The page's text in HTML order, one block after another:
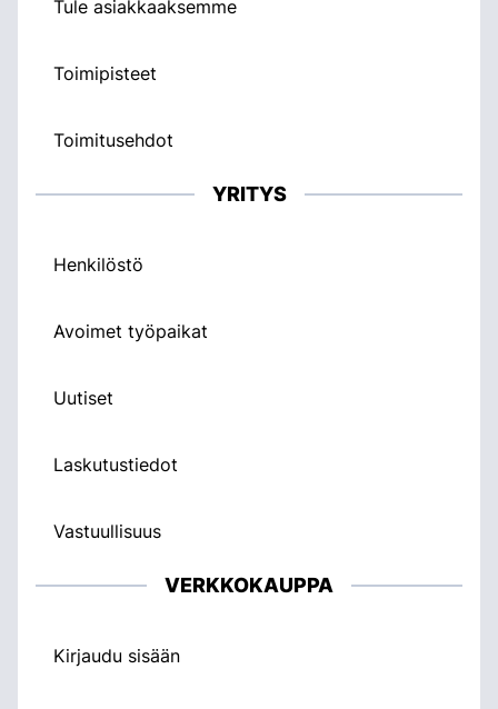
Tule asiakkaaksemme
Toimipisteet
Toimitusehdot
YRITYS
Henkilöstö
Avoimet työpaikat
Uutiset
Laskutustiedot
Vastuullisuus
VERKKOKAUPPA
Kirjaudu sisään